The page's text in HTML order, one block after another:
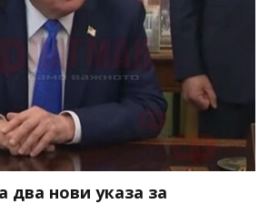
два нови указа за